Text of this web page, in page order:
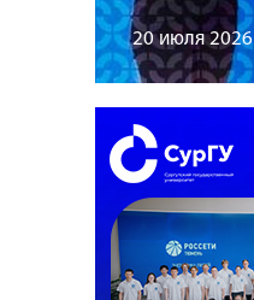
20 июля 2026